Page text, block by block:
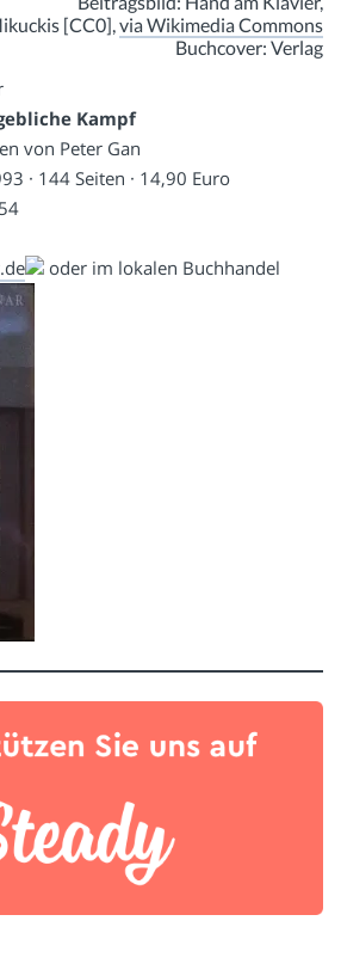
[CC0],via Wikimedia Commons
Buchcover: Verlag
Kampf
von Peter Gan
· 144 Seiten · 14,90 Euro
oder im lokalen Buchhandel